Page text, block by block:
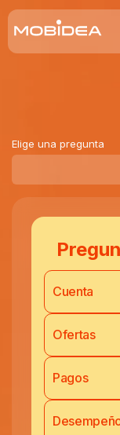
Elige una pregunta
Cuenta
Ofertas
Pagos